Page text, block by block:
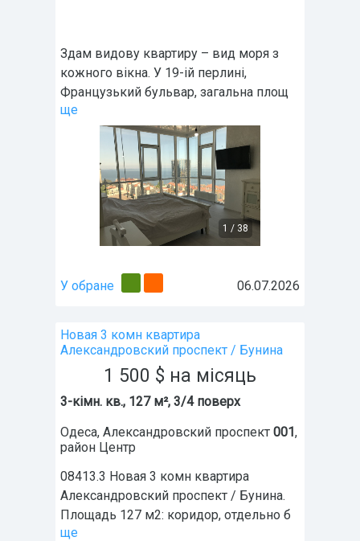
Здам видову квартиру – вид моря з
кожного вікна. У 19-ій перлині,
Французький бульвар, загальна площ
ще
1 / 38
У обране 06.07.2026
Новая 3 комн квартира
Александровский проспект / Бунина
1 500 $ на місяць
3-кімн. кв., 127 м², 3/4 поверх
Одеса, Александровский проспект 001,
район Центр
08413.3 Новая 3 комн квартира
Александровский проспект / Бунина.
Площадь 127 м2: коридор, отдельно б
ще